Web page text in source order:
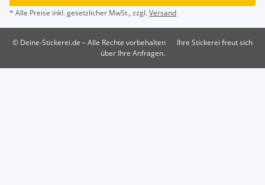
* Alle Preise inkl. gesetzlicher MwSt., zzgl.Versand
© Deine-Stickerei.de – Alle Rechte vorbehalten
Ihre Stickerei freut sich
über Ihre Anfragen.